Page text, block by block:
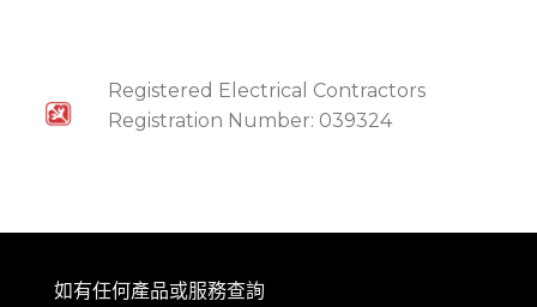
Registered Electrical Contractors
Registration Number: 039324
如有任何產品或服務查詢